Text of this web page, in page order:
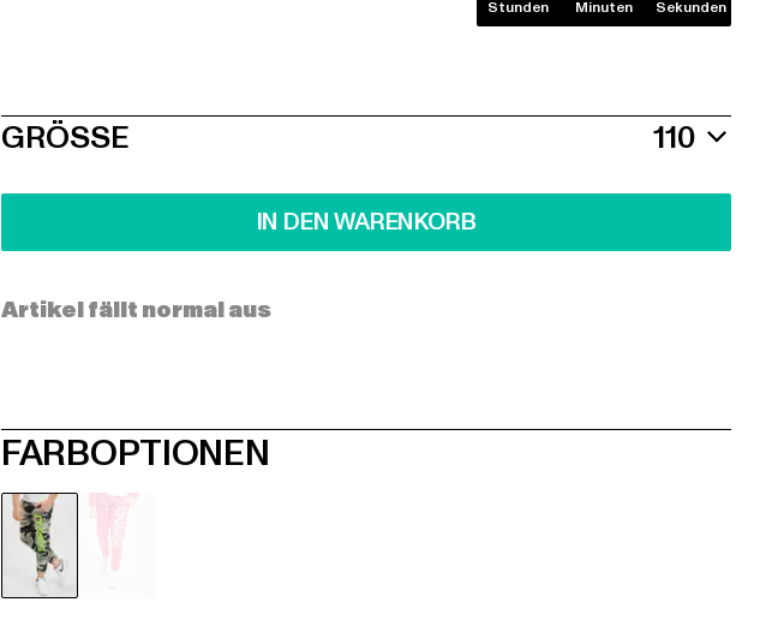
Stunden Minuten Sekunden
SIZE
GRÖSSE 110
IN DEN WARENKORB
Artikel fällt normal aus
FARBOPTIONEN